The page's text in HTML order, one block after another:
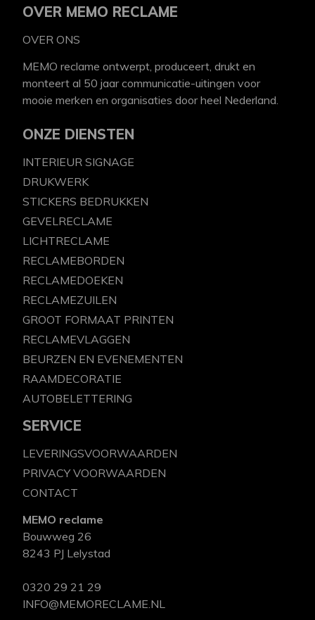
OVER MEMO RECLAME
OVER ONS
MEMO reclame ontwerpt, produceert, drukt en
monteert al 50 jaar communicatie-uitingen voor
mooie merken en organisaties door heel Nederland.
ONZE DIENSTEN
INTERIEUR SIGNAGE
DRUKWERK
STICKERS BEDRUKKEN
GEVELRECLAME
LICHTRECLAME
RECLAMEBORDEN
RECLAMEDOEKEN
RECLAMEZUILEN
GROOT FORMAAT PRINTEN
RECLAMEVLAGGEN
BEURZEN EN EVENEMENTEN
RAAMDECORATIE
AUTOBELETTERING
SERVICE
LEVERINGSVOORWAARDEN
PRIVACY VOORWAARDEN
CONTACT
MEMO reclame
Bouwweg 26
8243 PJ Lelystad
0320 29 21 29
INFO@MEMORECLAME.NL